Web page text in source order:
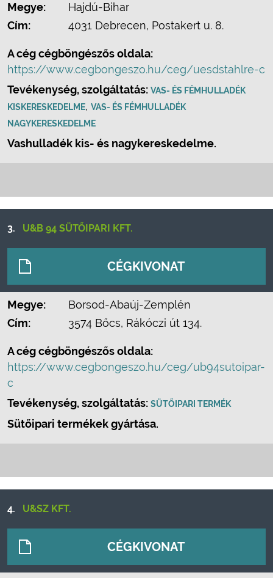
Megye:
Hajdú-Bihar
Cím:
4031 Debrecen, Postakert u. 8.
A cég cégböngészős oldala:
https://www.cegbongeszo.hu/ceg/uesdstahlre-c
Tevékenység, szolgáltatás: VAS- ÉS FÉMHULLADÉK
KISKERESKEDELME, VAS- ÉS FÉMHULLADÉK
NAGYKERESKEDELME
Vashulladék kis- és nagykereskedelme.
3. U&B 94 SÜTŐIPARI KFT.
CÉGKIVONAT
Megye:
Borsod-Abaúj-Zemplén
Cím:
3574 Bőcs, Rákóczi út 134.
A cég cégböngészős oldala:
https://www.cegbongeszo.hu/ceg/ub94sutoipar-
c
Tevékenység, szolgáltatás: SÜTŐIPARI TERMÉK
Sütőipari termékek gyártása.
4. U&SZ KFT.
CÉGKIVONAT